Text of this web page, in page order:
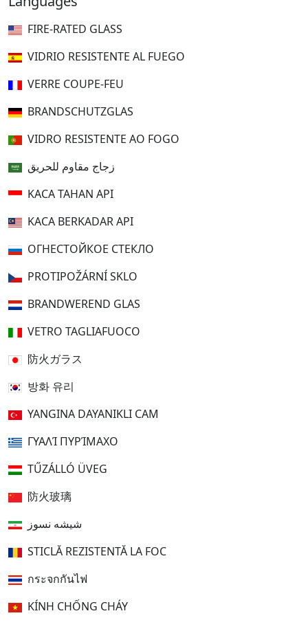
FIRE-RATED GLASS
VIDRIO RESISTENTE AL FUEGO
VERRE COUPE-FEU
BRANDSCHUTZGLAS
VIDRO RESISTENTE AO FOGO
زجاج مقاوم للحريق
KACA TAHAN API
KACA BERKADAR API
ОГНЕСТОЙКОЕ СТЕКЛО
PROTIPOŽÁRNÍ SKLO
BRANDWEREND GLAS
VETRO TAGLIAFUOCO
防火ガラス
방화 유리
YANGINA DAYANIKLI CAM
ΓΥΑΛΊ ΠΥΡΊΜΑΧΟ
TŰZÁLLÓ ÜVEG
防火玻璃
شیشه نسوز
STICLĂ REZISTENTĂ LA FOC
กระจกกันไฟ
KÍNH CHỐNG CHÁY